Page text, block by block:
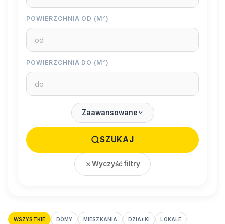
POWIERZCHNIA OD (M²)
POWIERZCHNIA DO (M²)
Zaawansowane
SZUKAJ
Wyczyść filtry
WSZYSTKIE DOMY MIESZKANIA DZIAŁKI LOKALE